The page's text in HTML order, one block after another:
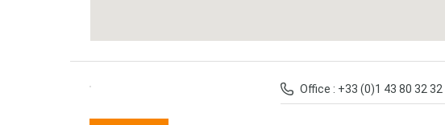
Office : +33 (0)1 43 80 32 32